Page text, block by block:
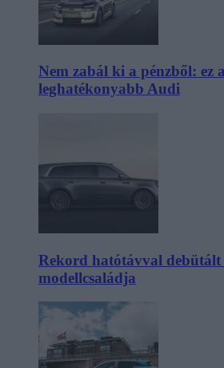
Nem zabál ki a pénzből: ez
leghatékonyabb Audi
Rekord hatótávval
modellcsaládja